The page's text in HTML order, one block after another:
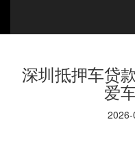
深圳抵押车贷
爱